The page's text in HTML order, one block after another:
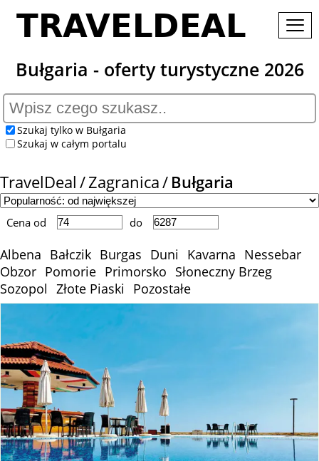
Bułgaria - oferty turystyczne 2026
Szukaj tylko w Bułgaria
Szukaj w całym portalu
TravelDeal Zagranica Bułgaria
Cena od do
Albena Bałczik Burgas Duni Kavarna Nessebar
Obzor Pomorie Primorsko Słoneczny Brzeg
Sozopol Złote Piaski Pozostałe